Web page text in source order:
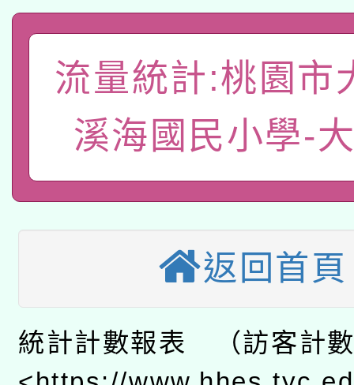
答一案
有關本府115年70歲以
人員健康講座「吃得安
心」，鼓勵退休同仁踴
本校115學年度第2次
招甄選結果公告(無人
適應運動共學行動站研
本館辦理115年度閱讀
暨閱讀推動專業研習
科技賦能─人工智慧
礎課程
A3數位素養講師名單
本校115學年度第1次
第3次招考甄選結果公
本校115學年度第2次
次招考甄選結果公告(
有關原住民族委員會
流量統計:桃園市
溪海國民小學-
返回首頁
統計計數報表 （訪客計